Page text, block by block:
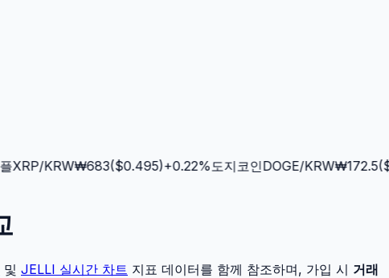
XRP/KRW₩683($0.495)+0.22%도지코인DOGE/KRW₩172.5($
및 JELLI 실시간 차트 지표 데이터를 함께 참조하며, 가입 시 거래